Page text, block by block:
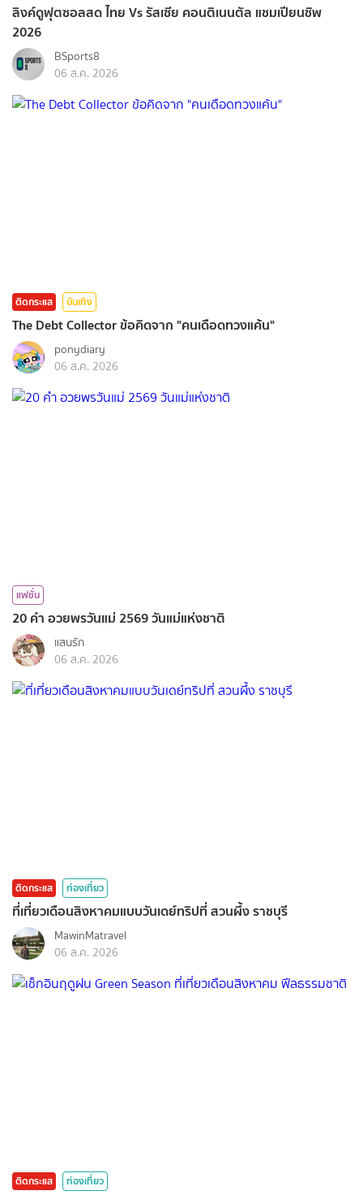
ลิงค์ดูฟุตซอลสด ไทย Vs รัสเซีย คอนติเนนตัล แชมเปียนชิพ
2026
BSports8
06 ส.ค. 2026
ติดกระแส บันเทิง
The Debt Collector ข้อคิดจาก "คนเดือดทวงแค้น"
ponydiary
06 ส.ค. 2026
แฟชั่น
20 คำ อวยพรวันแม่ 2569 วันแม่แห่งชาติ
แสนรัก
06 ส.ค. 2026
ติดกระแส ท่องเที่ยว
ที่เที่ยวเดือนสิงหาคมแบบวันเดย์ทริปที่ สวนผึ้ง ราชบุรี
MawinMatravel
06 ส.ค. 2026
ติดกระแส ท่องเที่ยว